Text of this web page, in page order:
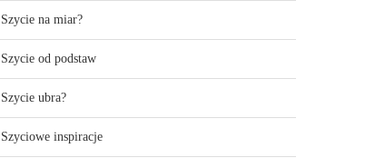
Szycie na miar?
Szycie od podstaw
Szycie ubra?
Szyciowe inspiracje